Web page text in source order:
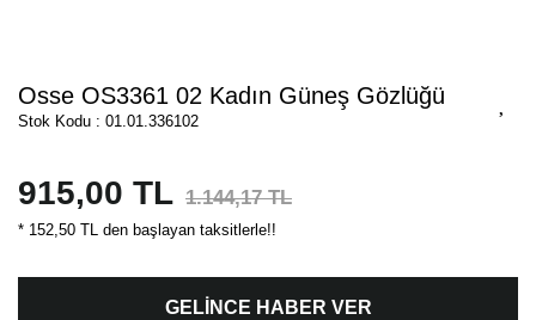
Osse OS3361 02 Kadın Güneş Gözlüğü
Stok Kodu : 01.01.336102
915,00 TL 1.144,17 TL
* 152,50 TL den başlayan taksitlerle!!
GELİNCE HABER VER